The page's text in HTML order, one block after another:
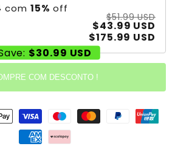
com 15% off
$51.99 USD
$43.99 USD
$175.99 USD
$30.99 USD
COM DESCONTO !